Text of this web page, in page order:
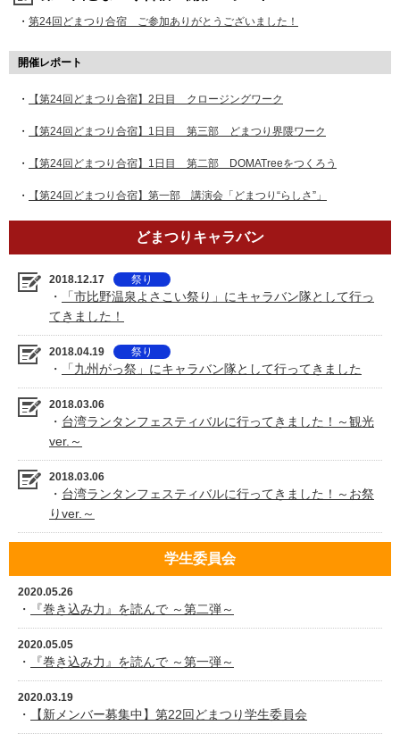
・ 第24回どまつり合宿 ご参加ありがとうございました！
開催レポート
・ 【第24回どまつり合宿】2日目 クロージングワーク
・ 【第24回どまつり合宿】1日目 第三部 どまつり界隈ワーク
・ 【第24回どまつり合宿】1日目 第二部 DOMATreeをつくろう
・ 【第24回どまつり合宿】第一部 講演会「どまつり“らしさ”」
どまつりキャラバン
2018.12.17 祭り
・
「市比野温泉よさこい祭り」にキャラバン隊として行っ
てきました！
2018.04.19 祭り
・ 「九州がっ祭」にキャラバン隊として行ってきました
2018.03.06
・ 台湾ランタンフェスティバルに行ってきました！～観光
ver.～
2018.03.06
・ 台湾ランタンフェスティバルに行ってきました！～お祭
りver.～
学生委員会
2020.05.26
・ 『巻き込み力』を読んで ～第二弾～
2020.05.05
・ 『巻き込み力』を読んで ～第一弾～
2020.03.19
・ 【新メンバー募集中】第22回どまつり学生委員会